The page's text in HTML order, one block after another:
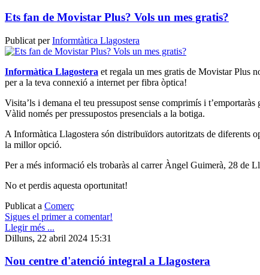
Ets fan de Movistar Plus? Vols un mes gratis?
Publicat perInformtàtica Llagostera
Informàtica Llagostera et regala un mes gratis de Movistar Plus
per a la teva connexió a internet per fibra òptica!
Visita’ls i demana el teu pressupost sense comprimís i
Vàlid només per pressupostos presencials a la botiga.
A Informàtica Llagostera són distribuïdors autoritzats de diferents
la millor opció.
Per a més informació els trobaràs al carrer Àngel Guimerà, 28 de
No et perdis aquesta oportunitat!
Publicat a Comerç
Sigues el primer a comentar!
Llegir més ...
Dilluns, 22 abril 2024 15:31
Nou centre d'atenció integral a Llagostera